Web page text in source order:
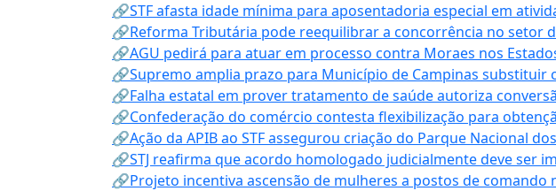
🔗STF afasta idade mínima para aposentadoria especial em
🔗Reforma Tributária pode reequilibrar a concorrência no setor
🔗AGU pedirá para atuar em processo contra Moraes nos
🔗Supremo amplia prazo para Município de Campinas substituir
🔗Falha estatal em prover tratamento de saúde autoriza
🔗Confederação do comércio contesta flexibilização para
🔗Ação da APIB ao STF assegurou criação do Parque Nacional
🔗STJ reafirma que acordo homologado judicialmente deve ser
🔗Projeto incentiva ascensão de mulheres a postos de comando